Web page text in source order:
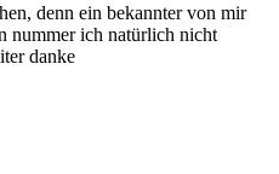
denn ein bekannter von mir
nummer ich natürlich nicht
danke